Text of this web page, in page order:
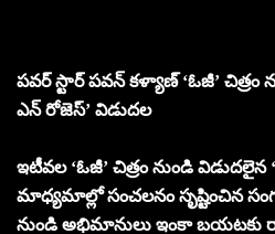
పవర్ స్టార్ పవన్ కళ్యాణ్ ‘ఓజీ’ చిత్రం
ఎన్ రోజెస్’ విడుదల
ఇటీవల ‘ఓజీ’ చిత్రం నుండి
మాధ్యమాల్లో సంచలనం సృష్టించిన
నుండి అభిమానులు ఇంకా బయటకు